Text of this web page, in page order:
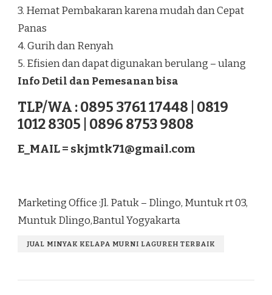
3. Hemat Pembakaran karena mudah dan Cepat
Panas
4. Gurih dan Renyah
5. Efisien dan dapat digunakan berulang – ulang
Info Detil dan Pemesanan bisa
TLP/WA : 0895 3761 17448 | 0819
1012 8305 | 0896 8753 9808
E_MAIL = skjmtk71@gmail.com
Marketing Office :Jl. Patuk – Dlingo, Muntuk rt 03,
Muntuk Dlingo,Bantul Yogyakarta
JUAL MINYAK KELAPA MURNI LAGUREH TERBAIK